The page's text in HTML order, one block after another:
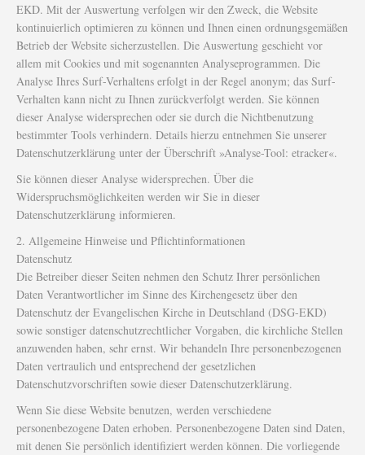
EKD. Mit der Auswertung verfolgen wir den Zweck, die Website
kontinuierlich optimieren zu können und Ihnen einen ordnungsgemäßen
Betrieb der Website sicherzustellen. Die Auswertung geschieht vor
allem mit Cookies und mit sogenannten Analyseprogrammen. Die
Analyse Ihres Surf-Verhaltens erfolgt in der Regel anonym; das Surf-
Verhalten kann nicht zu Ihnen zurückverfolgt werden. Sie können
dieser Analyse widersprechen oder sie durch die Nichtbenutzung
bestimmter Tools verhindern. Details hierzu entnehmen Sie unserer
Datenschutzerklärung unter der Überschrift »Analyse-Tool: etracker«.
Sie können dieser Analyse widersprechen. Über die
Widerspruchsmöglichkeiten werden wir Sie in dieser
Datenschutzerklärung informieren.
2. Allgemeine Hinweise und Pflichtinformationen
Datenschutz
Die Betreiber dieser Seiten nehmen den Schutz Ihrer persönlichen
Daten Verantwortlicher im Sinne des Kirchengesetz über den
Datenschutz der Evangelischen Kirche in Deutschland (DSG-EKD)
sowie sonstiger datenschutzrechtlicher Vorgaben, die kirchliche Stellen
anzuwenden haben, sehr ernst. Wir behandeln Ihre personenbezogenen
Daten vertraulich und entsprechend der gesetzlichen
Datenschutzvorschriften sowie dieser Datenschutzerklärung.
Wenn Sie diese Website benutzen, werden verschiedene
personenbezogene Daten erhoben. Personenbezogene Daten sind Daten,
mit denen Sie persönlich identifiziert werden können. Die vorliegende